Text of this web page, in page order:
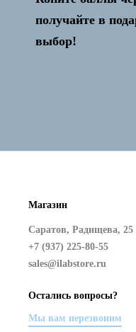
получайте в
выбор!
Магазин
Саратов, Радищева, 25
+7 (937) 225-80-55
sales@ilabstore.ru
Остались вопросы?
Мы вам перезвоним